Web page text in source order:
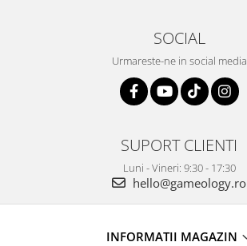
SOCIAL
Urmareste-ne in social media
SUPORT CLIENTI
Luni - Vineri: 9:30 - 17:30
hello@gameology.ro
INFORMATII MAGAZIN